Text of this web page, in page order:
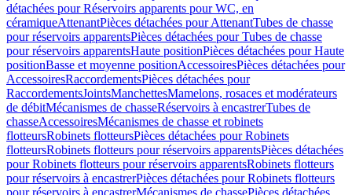
détachées pour Réservoirs apparents pour WC, en
céramiqueAttenantPièces détachées pour AttenantTubes de chasse
pour réservoirs apparentsPièces détachées pour Tubes de chasse
pour réservoirs apparentsHaute positionPièces détachées pour Haute
positionBasse et moyenne positionAccessoiresPièces détachées pour
AccessoiresRaccordementsPièces détachées pour
RaccordementsJointsManchettesMamelons, rosaces et modérateurs
de débitMécanismes de chasseRéservoirs à encastrerTubes de
chasseAccessoiresMécanismes de chasse et robinets
flotteursRobinets flotteursPièces détachées pour Robinets
flotteursRobinets flotteurs pour réservoirs apparentsPièces détachées
pour Robinets flotteurs pour réservoirs apparentsRobinets flotteurs
pour réservoirs à encastrerPièces détachées pour Robinets flotteurs
pour réservoirs à encastrerMécanismes de chassePièces détachées